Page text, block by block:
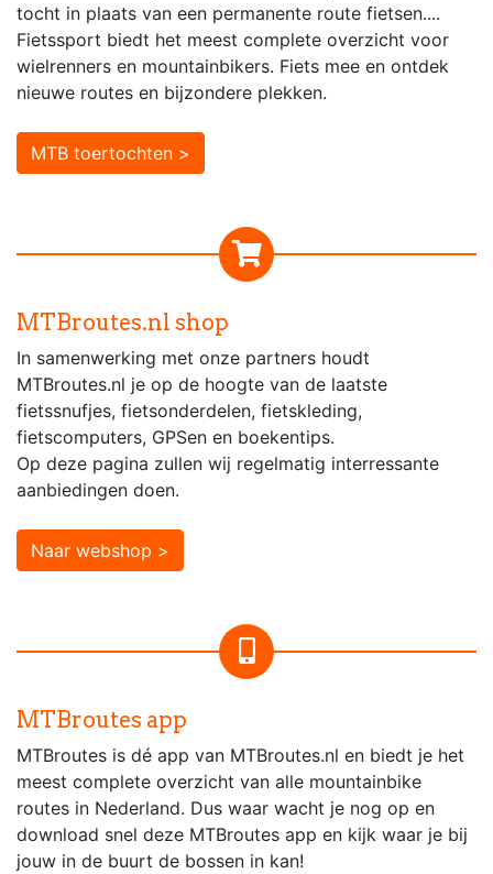
tocht in plaats van een permanente route fietsen....
Fietssport biedt het meest complete overzicht voor
wielrenners en mountainbikers. Fiets mee en ontdek
nieuwe routes en bijzondere plekken.
MTB toertochten >
MTBroutes.nl shop
In samenwerking met onze partners houdt
MTBroutes.nl je op de hoogte van de laatste
fietssnufjes, fietsonderdelen, fietskleding,
fietscomputers, GPSen en boekentips.
Op deze pagina zullen wij regelmatig interressante
aanbiedingen doen.
Naar webshop >
MTBroutes app
MTBroutes is dé app van MTBroutes.nl en biedt je het
meest complete overzicht van alle mountainbike
routes in Nederland. Dus waar wacht je nog op en
download snel deze MTBroutes app en kijk waar je bij
jouw in de buurt de bossen in kan!